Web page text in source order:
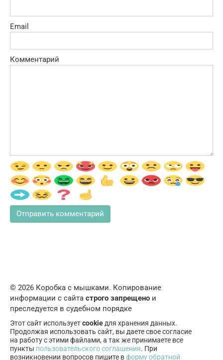
Email
Комментарий
© 2026 Коробка с мышками. Копирование
информации с сайта строго запрещено и
преследуется в судебном порядке
Этот сайт используетcookie для хранения данных.
Продолжая использовать сайт, вы даете свое согласие
на работу с этими файлами, а так же принимаете все
пункты пользовательского соглашения. При
возникновении вопросов пишите вформу обратной